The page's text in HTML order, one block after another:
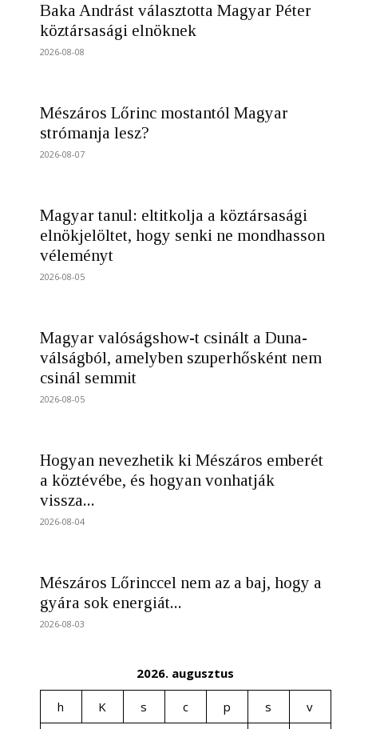
Baka Andrást választotta Magyar Péter
köztársasági elnöknek
2026-08-08
Mészáros Lőrinc mostantól Magyar
strómanja lesz?
2026-08-07
Magyar tanul: eltitkolja a köztársasági
elnökjelöltet, hogy senki ne mondhasson
véleményt
2026-08-05
Magyar valóságshow-t csinált a Duna-
válságból, amelyben szuperhősként nem
csinál semmit
2026-08-05
Hogyan nevezhetik ki Mészáros emberét
a köztévébe, és hogyan vonhatják
vissza...
2026-08-04
Mészáros Lőrinccel nem az a baj, hogy a
gyára sok energiát...
2026-08-03
2026. augusztus
h K s c p s
v